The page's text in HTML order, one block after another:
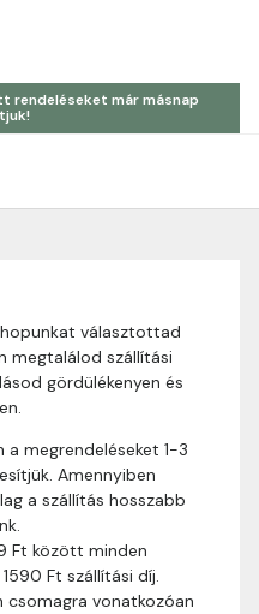
rendeléseket már másnap
választottad
megtalálod szállítási
gördülékenyen és
a megrendeléseket 1-3
Amennyiben
a szállítás hosszabb
Ft között minden
Ft szállítási díj.
vonatkozóan